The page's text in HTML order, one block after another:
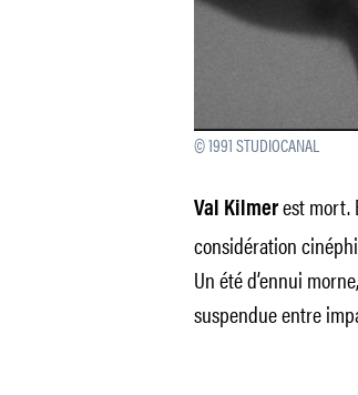
© 1991 STUDIOCANAL
Val Kilmer est mort.
considération
Un été d’ennui
suspendue entre